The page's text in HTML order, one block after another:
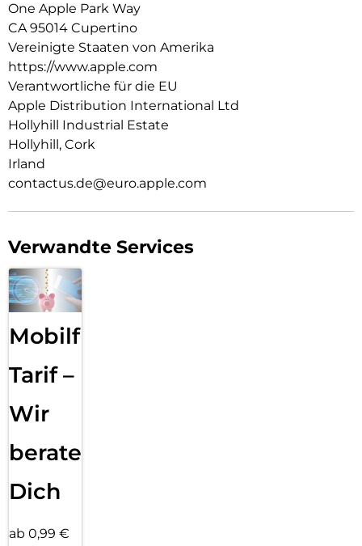
One Apple Park Way
CA 95014 Cupertino
Vereinigte Staaten von Amerika
https://www.apple.com
Verantwortliche für die EU
Apple Distribution International Ltd
Hollyhill Industrial Estate
Hollyhill, Cork
Irland
contactus.de@euro.apple.com
Verwandte Services
Mobilfunk
Tarif –
Wir
beraten
Dich
ab 0,99 €